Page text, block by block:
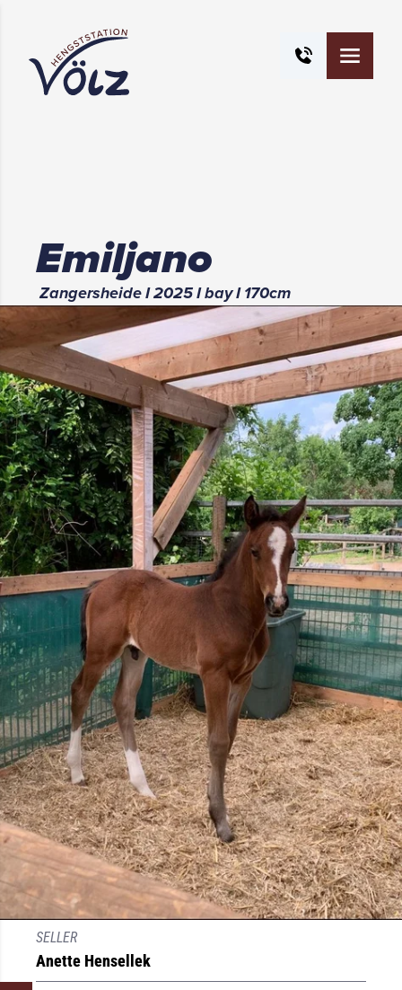
Emiljano
ZangersheideI2025IbayI 170cm
SELLER
Anette Hensellek